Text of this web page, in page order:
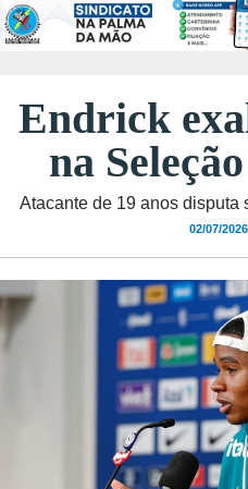
Endrick
na
Atacante de 19 anos disputa
02/07/